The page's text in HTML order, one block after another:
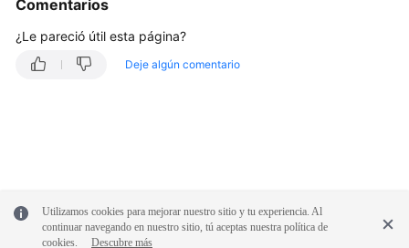
Best
Practices
Videos
Comentarios
¿Le pareció útil esta página?
Deje algún comentario
Utilizamos cookies para mejorar nuestro sitio y tu experiencia. Al
continuar navegando en nuestro sitio, tú aceptas nuestra política de
cookies.
Descubre más